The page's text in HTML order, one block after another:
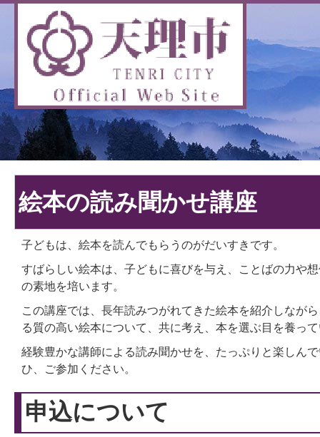
絵本の読み聞かせ講座
子どもは、絵本を読んでもらうのがだいすきです。
すばらしい絵本は、子どもに喜びを与え、ことばの力や
の素地を培います。
この講座では、長年読みつがれてきた絵本を紹介しなが
る質の高い絵本について、共に考え、本を選ぶ目を養っ
経験豊かな講師による読み聞かせを、たっぷりと楽しん
ひ、ご参加ください。
申込について